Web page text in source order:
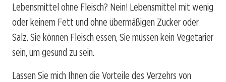
Lebensmittel ohne Fleisch? Nein! Lebensmittel mit wenig
oder keinem Fett und ohne übermäßigen Zucker oder
Salz. Sie können Fleisch essen, Sie müssen kein Vegetarier
sein, um gesund zu sein.
Lassen Sie mich Ihnen die Vorteile des Verzehrs von